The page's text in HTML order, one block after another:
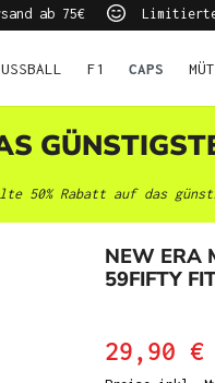
ab 75€ Limitierte
F1 CAPS
50% Rabatt auf das
NEW ERA
59FIFTY
29,90 €